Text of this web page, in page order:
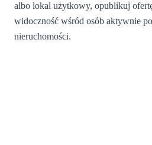
albo lokal użytkowy, opublikuj
widoczność wśród osób aktywnie
nieruchomości.